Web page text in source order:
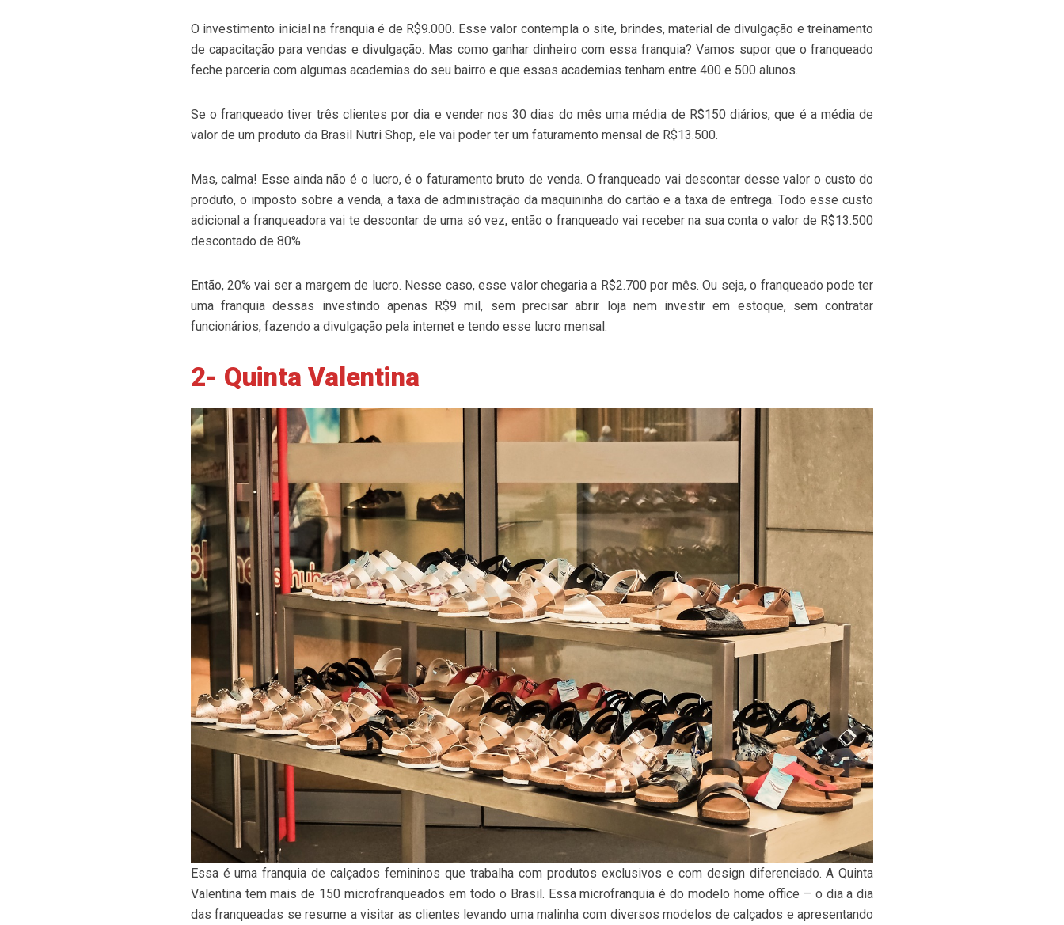
O investimento inicial na franquia é de R$9.000. Esse valor contempla o site, brindes, material de divulgação e treinamento
de capacitação para vendas e divulgação. Mas como ganhar dinheiro com essa franquia? Vamos supor que o franqueado
feche parceria com algumas academias do seu bairro e que essas academias tenham entre 400 e 500 alunos.
Se o franqueado tiver três clientes por dia e vender nos 30 dias do mês uma média de R$150 diários, que é a média de
valor de um produto da Brasil Nutri Shop, ele vai poder ter um faturamento mensal de R$13.500.
Mas, calma! Esse ainda não é o lucro, é o faturamento bruto de venda. O franqueado vai descontar desse valor o custo do
produto, o imposto sobre a venda, a taxa de administração da maquininha do cartão e a taxa de entrega. Todo esse custo
adicional a franqueadora vai te descontar de uma só vez, então o franqueado vai receber na sua conta o valor de R$13.500
descontado de 80%.
Então, 20% vai ser a margem de lucro. Nesse caso, esse valor chegaria a R$2.700 por mês. Ou seja, o franqueado pode ter
uma franquia dessas investindo apenas R$9 mil, sem precisar abrir loja nem investir em estoque, sem contratar
funcionários, fazendo a divulgação pela internet e tendo esse lucro mensal.
2- Quinta Valentina
Essa é uma franquia de calçados femininos que trabalha com produtos exclusivos e com design diferenciado. A Quinta
Valentina tem mais de 150 microfranqueados em todo o Brasil. Essa microfranquia é do modelo home office – o dia a dia
das franqueadas se resume a visitar as clientes levando uma malinha com diversos modelos de calçados e apresentando